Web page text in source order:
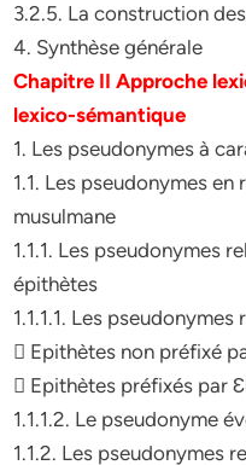
3.2.5. La construction
4. Synthèse générale
Chapitre II Approche
lexico-sémantique
1. Les pseudonymes à
1.1. Les pseudonymes
musulmane
1.1.1. Les pseudonymes
épithètes
1.1.1.1. Les
 Epithètes non préfixé
 Epithètes préfixés par
1.1.1.2. Le pseudonyme
1.1.2. Les pseudonymes